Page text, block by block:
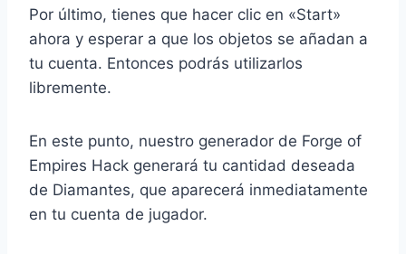
Por último, tienes que hacer clic en «Start»
ahora y esperar a que los objetos se añadan a
tu cuenta. Entonces podrás utilizarlos
libremente.
En este punto, nuestro generador de Forge of
Empires Hack generará tu cantidad deseada
de Diamantes, que aparecerá inmediatamente
en tu cuenta de jugador.